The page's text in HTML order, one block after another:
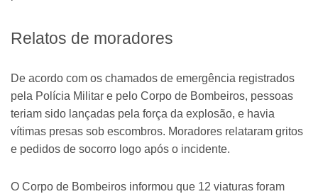
Relatos de moradores
De acordo com os chamados de emergência registrados
pela Polícia Militar e pelo Corpo de Bombeiros, pessoas
teriam sido lançadas pela força da explosão, e havia
vítimas presas sob escombros. Moradores relataram gritos
e pedidos de socorro logo após o incidente.
O Corpo de Bombeiros informou que 12 viaturas foram